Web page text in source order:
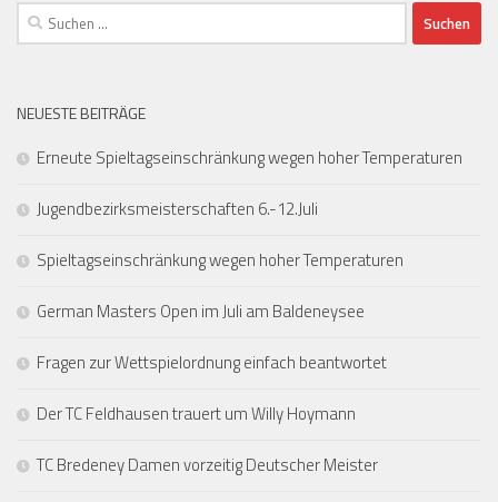
Suchen
nach:
NEUESTE BEITRÄGE
Erneute Spieltagseinschränkung wegen hoher Temperaturen
Jugendbezirksmeisterschaften 6.-12.Juli
Spieltagseinschränkung wegen hoher Temperaturen
German Masters Open im Juli am Baldeneysee
Fragen zur Wettspielordnung einfach beantwortet
Der TC Feldhausen trauert um Willy Hoymann
TC Bredeney Damen vorzeitig Deutscher Meister